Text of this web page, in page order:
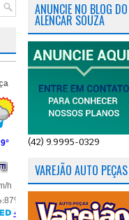
ANUNCIE NO BLOG DO
ALENCAR SOUZA
(42) 9.9995-0329
VAREJÃO AUTO PEÇAS